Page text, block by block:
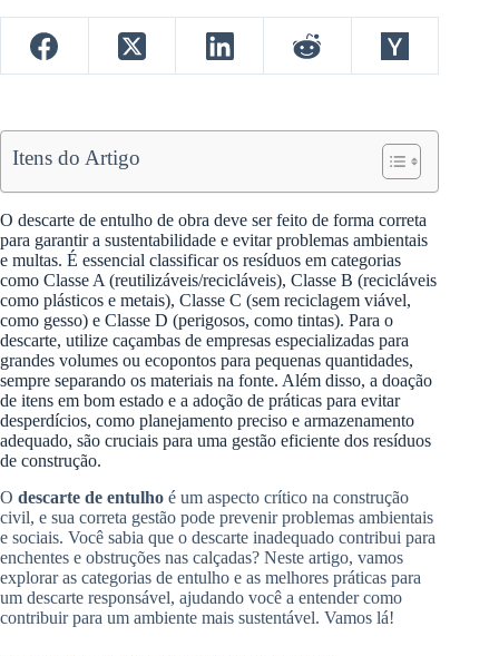
Itens do Artigo
O descarte de entulho de obra deve ser feito de forma correta
para garantir a sustentabilidade e evitar problemas ambientais
e multas. É essencial classificar os resíduos em categorias
como Classe A (reutilizáveis/recicláveis), Classe B (recicláveis
como plásticos e metais), Classe C (sem reciclagem viável,
como gesso) e Classe D (perigosos, como tintas). Para o
descarte, utilize caçambas de empresas especializadas para
grandes volumes ou ecopontos para pequenas quantidades,
sempre separando os materiais na fonte. Além disso, a doação
de itens em bom estado e a adoção de práticas para evitar
desperdícios, como planejamento preciso e armazenamento
adequado, são cruciais para uma gestão eficiente dos resíduos
de construção.
O descarte de entulho é um aspecto crítico na construção
civil, e sua correta gestão pode prevenir problemas ambientais
e sociais. Você sabia que o descarte inadequado contribui para
enchentes e obstruções nas calçadas? Neste artigo, vamos
explorar as categorias de entulho e as melhores práticas para
um descarte responsável, ajudando você a entender como
contribuir para um ambiente mais sustentável. Vamos lá!